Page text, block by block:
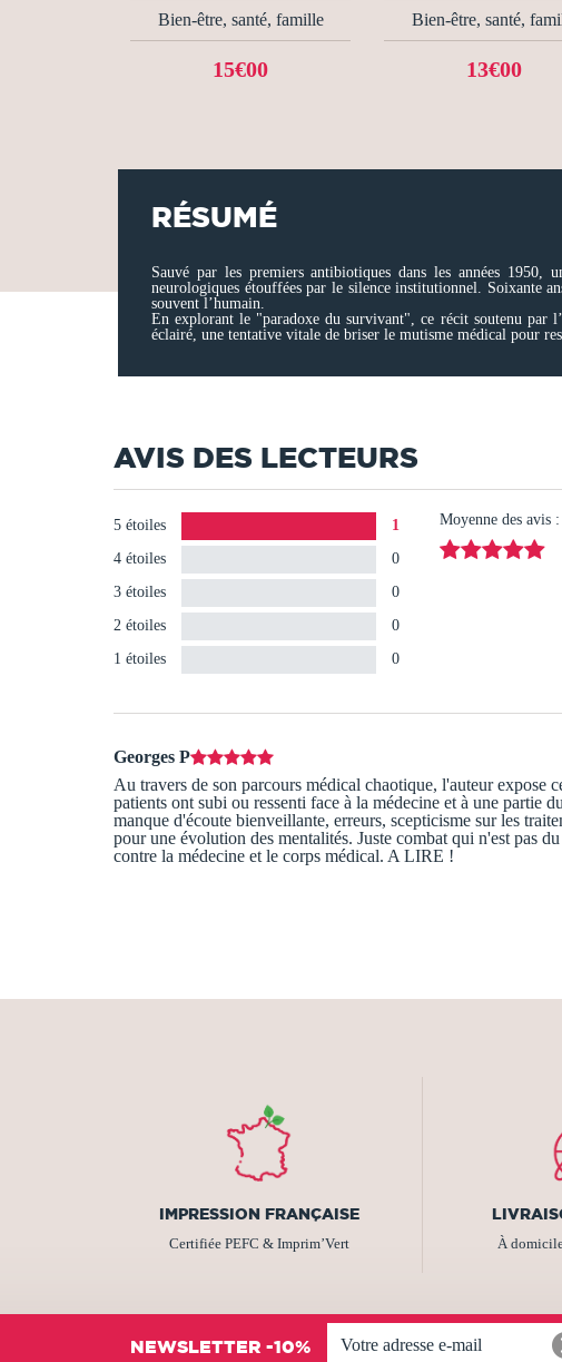
Bien-être, santé, famille
15€00
Bien-être, santé,
13€00
RÉSUMÉ
Sauvé par les premiers antibiotiques dans les années
neurologiques étouffées par le silence institutionnel. Soixante
souvent l’humain.
En explorant le "paradoxe du survivant", ce récit soutenu par
éclairé, une tentative vitale de briser le mutisme médical pour
AVIS DES LECTEURS
5 étoiles
1
4 étoiles
0
3 étoiles
0
2 étoiles
0
1 étoiles
0
Moyenne des avis
Georges P
Au travers de son parcours médical chaotique, l'auteur expose
patients ont subi ou ressenti face à la médecine et à une partie
manque d'écoute bienveillante, erreurs, scepticisme sur les
pour une évolution des mentalités. Juste combat qui n'est pas
contre la médecine et le corps médical. A LIRE !
IMPRESSION FRANÇAISE
Certifiée PEFC & Imprim’Vert À
NEWSLETTER -10%